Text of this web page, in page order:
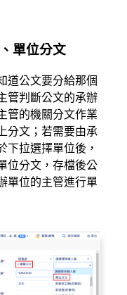
單位分文
道公文要分給那個
管判斷公文的承辦
管的機關分文作業
分文；若需要由承
下拉選擇單位後，
位分文，存檔後公
單位的主管進行單